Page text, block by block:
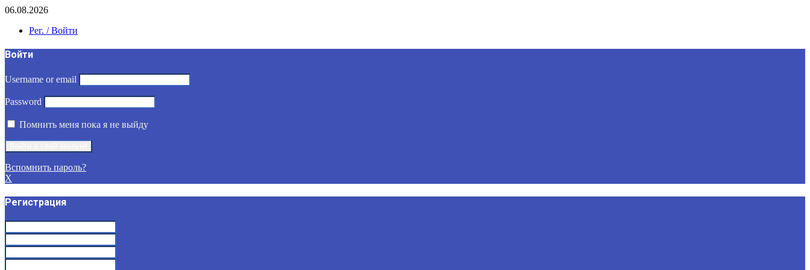
06.08.2026
Рег. / Войти
Войти
Username or email
Password
Помнить меня пока я не выйду
Вспомнить пароль?
X
Регистрация